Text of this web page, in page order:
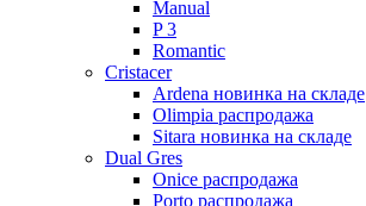
Manual
P 3
Romantic
Cristacer
Ardena новинка на складе
Olimpia распродажа
Sitara новинка на складе
Dual Gres
Onice распродажа
Porto распродажа